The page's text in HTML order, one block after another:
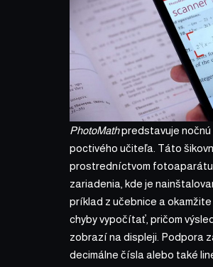
PhotoMathpredstavuje nočnú
poctivého učiteľa. Táto
prostredníctvom fotoaparátu
zariadenia, kde je
príklad z učebnice a
chyby vypočítať, pričom
zobrazí na displeji. Podpora
decimálne čísla alebo také